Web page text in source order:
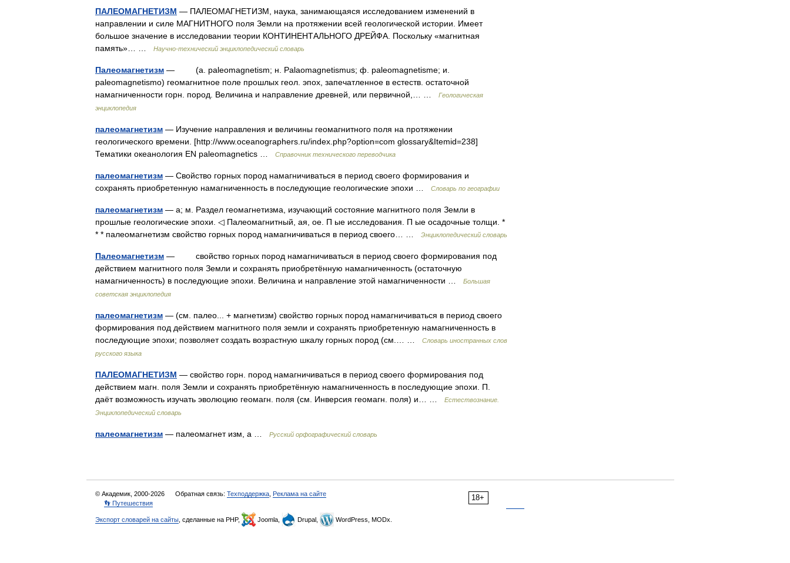
ПАЛЕОМАГНЕТИЗМ — ПАЛЕОМАГНЕТИЗМ, наука, занимающаяся исследованием изменений в
направлении и силе МАГНИТНОГО поля Земли на протяжении всей геологической истории. Имеет
большое значение в исследовании теории КОНТИНЕНТАЛЬНОГО ДРЕЙФА. Поскольку «магнитная
память»… …
Научно-технический энциклопедический словарь
Палеомагнетизм — (a. paleomagnetism; н. Palaomagnetismus; ф. paleomagnetisme; и.
paleomagnetismo) геомагнитное поле прошлых геол. эпох, запечатленное в естеств. остаточной
намагниченности горн. пород. Bеличина и направление древней, или первичной,… …
Геологическая
энциклопедия
палеомагнетизм — Изучение направления и величины геомагнитного поля на протяжении
геологического времени. [http://www.oceanographers.ru/index.php?option=com glossary&Itemid=238]
Тематики океанология EN paleomagnetics …
Справочник технического переводчика
палеомагнетизм — Свойство горных пород намагничиваться в период своего формирования и
сохранять приобретенную намагниченность в последующие геологические эпохи …
Словарь по географии
палеомагнетизм — а; м. Раздел геомагнетизма, изучающий состояние магнитного поля Земли в
прошлые геологические эпохи. ◁ Палеомагнитный, ая, ое. П ые исследования. П ые осадочные толщи. *
* * палеомагнетизм свойство горных пород намагничиваться в период своего… …
Энциклопедический словарь
Палеомагнетизм — свойство горных пород намагничиваться в период своего формирования под
действием магнитного поля Земли и сохранять приобретённую намагниченность (остаточную
намагниченность) в последующие эпохи. Величина и направление этой намагниченности …
Большая
советская энциклопедия
палеомагнетизм — (см. палео... + магнетизм) свойство горных пород намагничиваться в период своего
формирования под действием магнитного поля земли и сохранять приобретенную намагниченность в
последующие эпохи; позволяет создать возрастную шкалу горных пород (см.… …
Словарь иностранных слов
русского языка
ПАЛЕОМАГНЕТИЗМ — свойство горн. пород намагничиваться в период своего формирования под
действием магн. поля Земли и сохранять приобретённую намагниченность в последующие эпохи. П.
даёт возможность изучать эволюцию геомагн. поля (см. Инверсия геомагн. поля) и… …
Естествознание.
Энциклопедический словарь
палеомагнетизм — палеомагнет изм, а … Русский орфографический словарь
18+
© Академик, 2000-2026 Обратная связь: Техподдержка Реклама на сайте
👣 Путешествия
Экспорт словарей на сайты , сделанные на PHP, Joomla, Drupal, WordPress, MODx.